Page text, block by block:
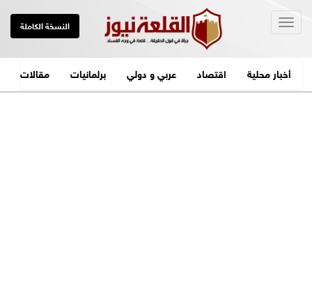
النسخة الكاملة
أخبار محلية اقتصاد عربي و دولي برلمانيات مقالات